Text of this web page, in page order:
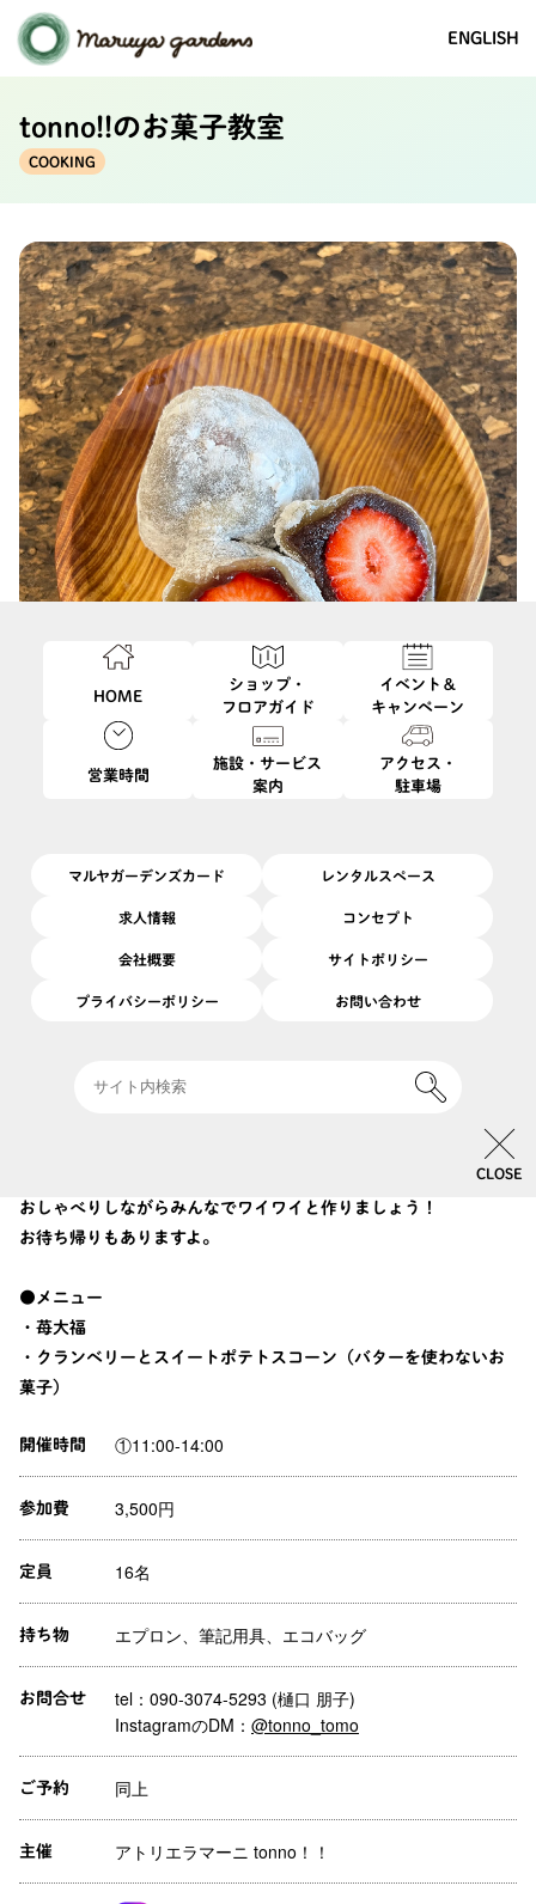
ENGLISH
HOME
ショップ・
フロアガイド
イベント＆
キャンペーン
営業時間
施設・サービス
案内
アクセス・
駐車場
マルヤガーデンズカード レンタルスペース
求人情報 コンセプト
会社概要 サイトポリシー
プライバシーポリシー お問い合わせ
CLOSE
tonno!!のお菓子教室
このイベントは終了しました
2026/6/1(月)
身体に優しいお菓子教室
砂糖やバターをなるべく使わずに優しくて美味しいお菓子教室で
おしゃべりしながらみんなでワイワイと作りましょう！
お待ち帰りもありますよ。
●メニュー
・苺大福
・クランベリーとスイートポテトスコーン（バターを使わないお
菓子）
開催時間 ①11:00-14:00
参加費 3,500円
定員 16名
持ち物 エプロン、筆記用具、エコバッグ
お問合せ
tel：090-3074-5293 (樋口 朋子)
InstagramのDM： @tonno_tomo
ご予約 同上
主催 アトリエラマーニ tonno！！